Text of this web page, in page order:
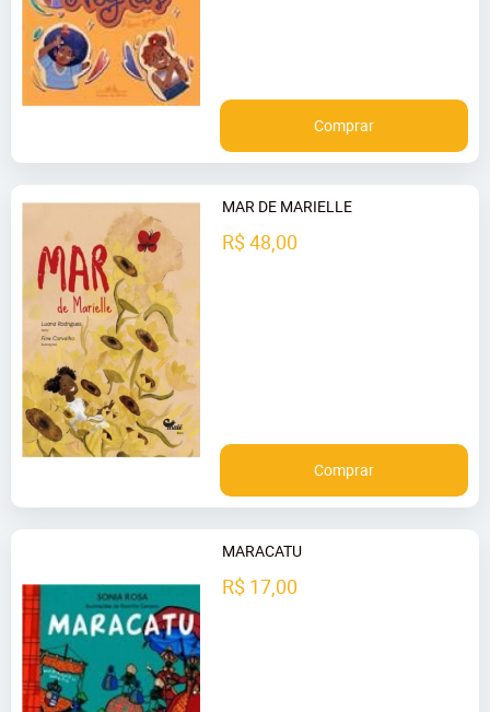
Comprar
MAR DE MARIELLE
R$ 48,00
Comprar
MARACATU
R$ 17,00